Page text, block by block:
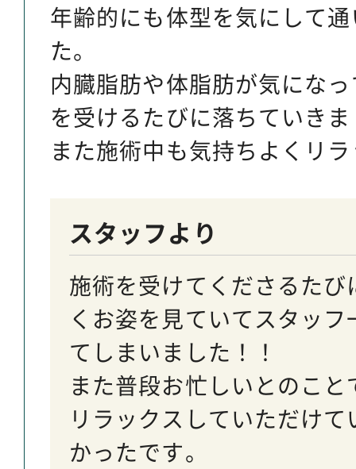
年齢的にも体型を気にして
た。
内臓脂肪や体脂肪が気にな
を受けるたびに落ちていき
また施術中も気持ちよくリ
スタッフより
施術を受けてくださるた
くお姿を見ていてスタッ
てしまいました！！
また普段お忙しいとのこ
リラックスしていただけ
かったです。